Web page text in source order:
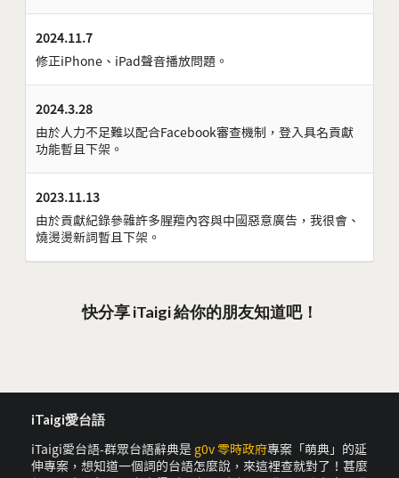
2024.11.7
修正iPhone、iPad聲音播放問題。
2024.3.28
由於人力不足難以配合Facebook審查機制，登入具名貢獻
功能暫且下架。
2023.11.13
由於貢獻紀錄參雜許多腥羶內容與中國惡意廣告，我很會、
燒燙燙新詞暫且下架。
快分享 iTaigi 給你的朋友知道吧！
iTaigi愛台語
iTaigi愛台語-群眾台語辭典是 g0v 零時政府專案「萌典」的延
伸專案，想知道一個詞的台語怎麼說，來這裡查就對了！甚麼